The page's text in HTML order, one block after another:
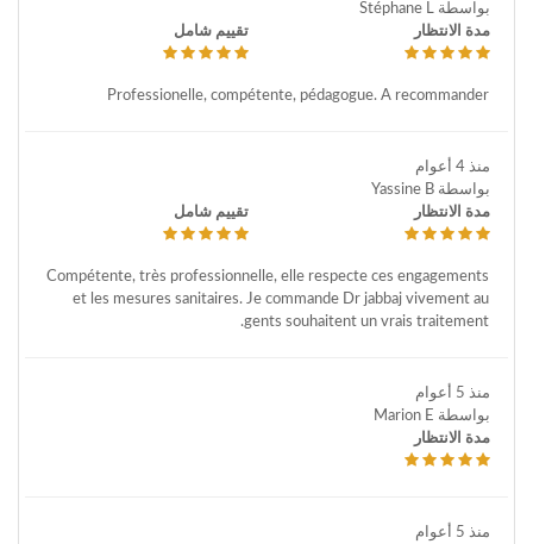
بواسطة Stéphane L
مدة الانتظار
تقييم شامل
Professionelle, compétente, pédagogue. A recommander
منذ 4 أعوام
بواسطة Yassine B
مدة الانتظار
تقييم شامل
Compétente, très professionnelle, elle respecte ces engagements
et les mesures sanitaires. Je commande Dr jabbaj vivement au
gents souhaitent un vrais traitement.
منذ 5 أعوام
بواسطة Marion E
مدة الانتظار
منذ 5 أعوام